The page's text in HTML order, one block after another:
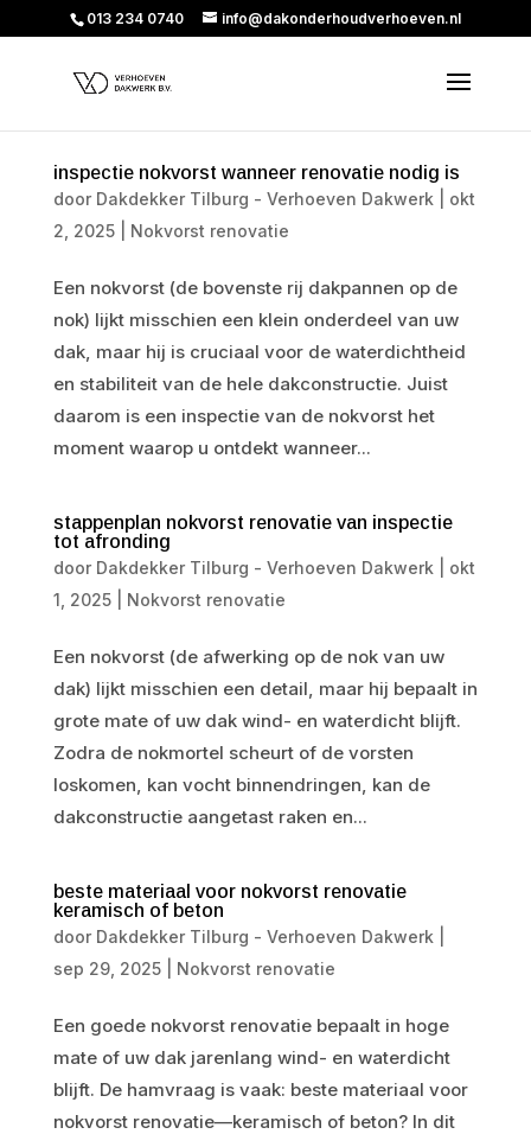
013 234 0740 info@dakonderhoudverhoeven.nl
inspectie nokvorst wanneer renovatie nodig is
door Dakdekker Tilburg - Verhoeven Dakwerk
okt
2, 2025| Nokvorst renovatie
Een nokvorst (de bovenste rij dakpannen op de
nok) lijkt misschien een klein onderdeel van uw
dak, maar hij is cruciaal voor de waterdichtheid
en stabiliteit van de hele dakconstructie. Juist
daarom is een inspectie van de nokvorst het
moment waarop u ontdekt wanneer...
stappenplan nokvorst renovatie van inspectie
tot afronding
door Dakdekker Tilburg - Verhoeven Dakwerk
okt
1, 2025| Nokvorst renovatie
Een nokvorst (de afwerking op de nok van uw
dak) lijkt misschien een detail, maar hij bepaalt in
grote mate of uw dak wind- en waterdicht blijft.
Zodra de nokmortel scheurt of de vorsten
loskomen, kan vocht binnendringen, kan de
dakconstructie aangetast raken en...
beste materiaal voor nokvorst renovatie
keramisch of beton
door Dakdekker Tilburg - Verhoeven Dakwerk
sep 29, 2025| Nokvorst renovatie
Een goede nokvorst renovatie bepaalt in hoge
mate of uw dak jarenlang wind- en waterdicht
blijft. De hamvraag is vaak: beste materiaal voor
nokvorst renovatie—keramisch of beton? In dit